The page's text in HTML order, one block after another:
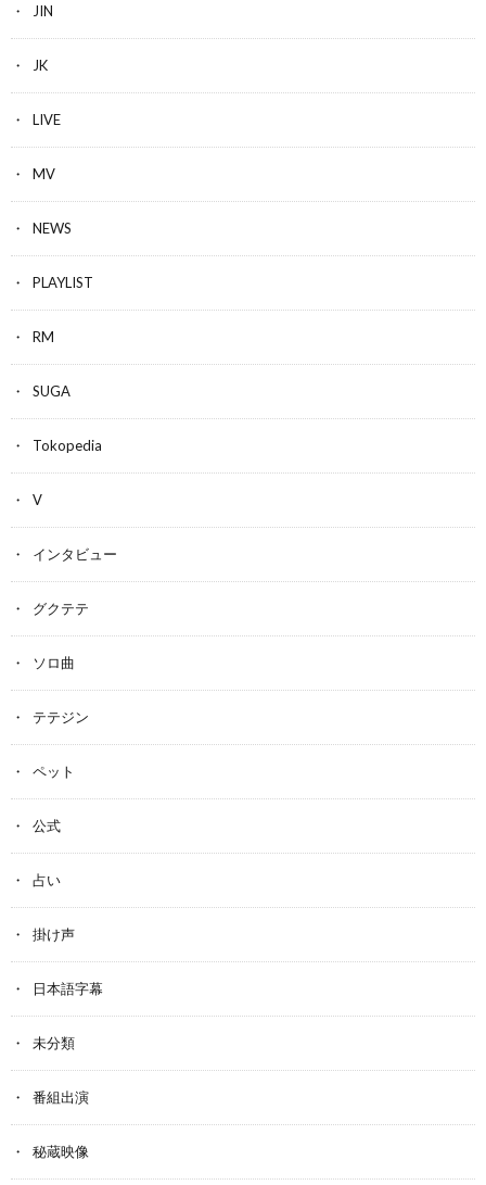
JIN
JK
LIVE
MV
NEWS
PLAYLIST
RM
SUGA
Tokopedia
V
インタビュー
グクテテ
ソロ曲
テテジン
ペット
公式
占い
掛け声
日本語字幕
未分類
番組出演
秘蔵映像